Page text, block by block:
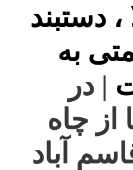
، دستبند
به
| در
از چاه
آباد